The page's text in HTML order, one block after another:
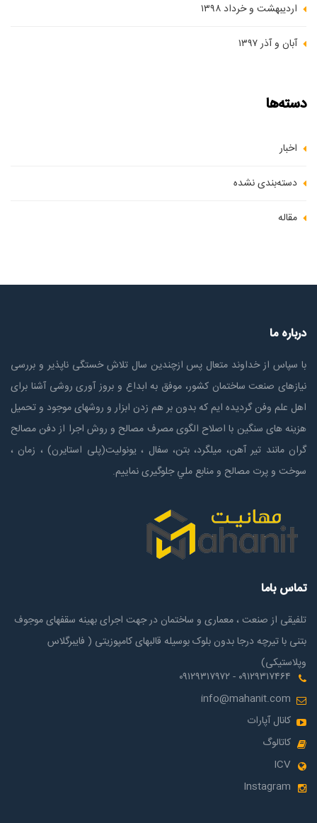
اردیبهشت و خرداد ۱۳۹۸
آبان و آذر ۱۳۹۷
دسته‌ها
اخبار
دسته‌بندی نشده
مقاله
درباره ما
با سپاس از خداوند متعال پس ازچندين سال تلاش خستگی ناپذير و بررسی
نیازهای صنعت ساختمان كشور، موفق به ابداع و بروز آوری روشی آشنا برای
اهل علم وفن گردیده ایم که بدون بر هم زدن ابزار و روشهای موجود و تحمیل
هزینه های سنگین با اصلاح الگوی مصرف مصالح و روش اجرا از دفن مصالح
گران مانند تیر آهن، میلگرد، بتن، سفال ، یونولیت(پلی استايرن) ، زمان ،
سوخت و پرت مصالح و منابع ملي جلوگیری نماییم.
تماس باما
تلفیقی از صنعت ، معماری و ساختمان در جهت اجرای بهینه سقفهای موجوف
بتنی با تیرچه درجا بدون بلوک بوسیله قالبهای کامپوزیتی ( فایبرگلاس
وپلاستیکی)
۰۹۱۲۹۳۱۷۴۶۴ - ۰۹۱۲۹۳۱۷۹۷۲
info@mahanit.com
کانال آپارات
کاتالوگ
ICV
Instagram